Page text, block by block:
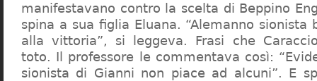
manifestavano contro la scelta di Beppino
spina a sua figlia Eluana. “Alemanno sionista
alla vittoria”, si leggeva. Frasi che
toto. Il professore le commentava così:
sionista di Gianni non piace ad alcuni”. E